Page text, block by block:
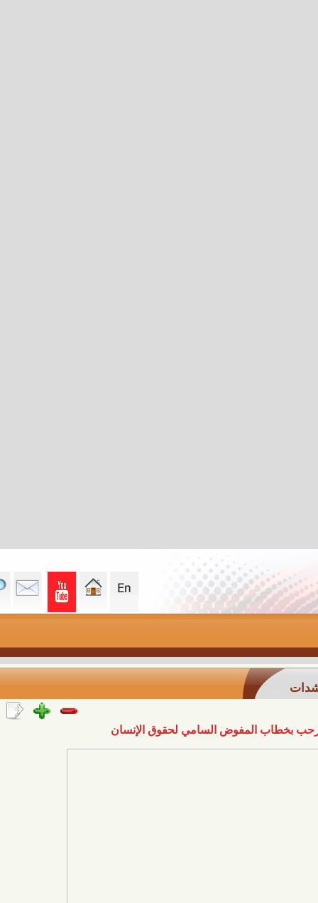
المفوض السامي لحقوق الإنسان